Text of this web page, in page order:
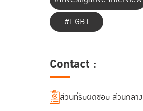
#LGBT
Contact :
ส่วนที่รับผิดชอบ ส่วนกลาง